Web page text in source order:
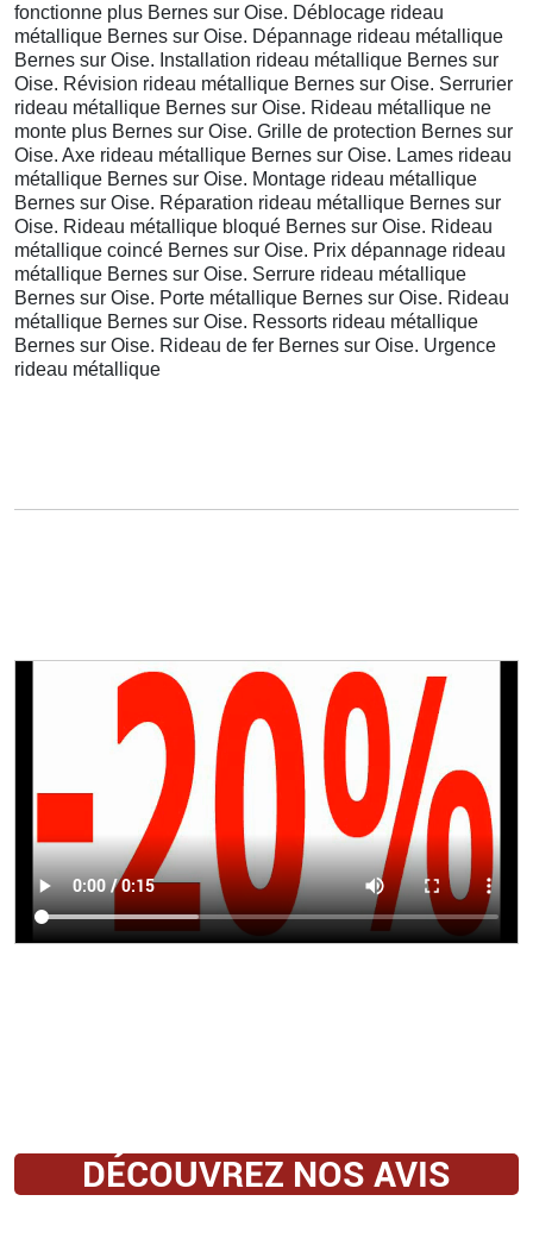
fonctionne plus Bernes sur Oise. Déblocage rideau
métallique Bernes sur Oise. Dépannage rideau métallique
Bernes sur Oise. Installation rideau métallique Bernes sur
Oise. Révision rideau métallique Bernes sur Oise. Serrurier
rideau métallique Bernes sur Oise. Rideau métallique ne
monte plus Bernes sur Oise. Grille de protection Bernes sur
Oise. Axe rideau métallique Bernes sur Oise. Lames rideau
métallique Bernes sur Oise. Montage rideau métallique
Bernes sur Oise. Réparation rideau métallique Bernes sur
Oise. Rideau métallique bloqué Bernes sur Oise. Rideau
métallique coincé Bernes sur Oise. Prix dépannage rideau
métallique Bernes sur Oise. Serrure rideau métallique
Bernes sur Oise. Porte métallique Bernes sur Oise. Rideau
métallique Bernes sur Oise. Ressorts rideau métallique
Bernes sur Oise. Rideau de fer Bernes sur Oise. Urgence
rideau métallique
DÉCOUVREZ NOS AVIS